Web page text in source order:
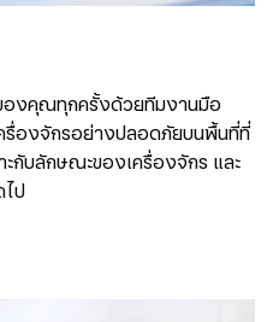
องคุณทุกครั้งด้วยทีมงานมือ
รื่องจักรอย่างปลอดภัยบนพื้นที่ที่
กับลักษณะของเครื่องจักร และ
ป